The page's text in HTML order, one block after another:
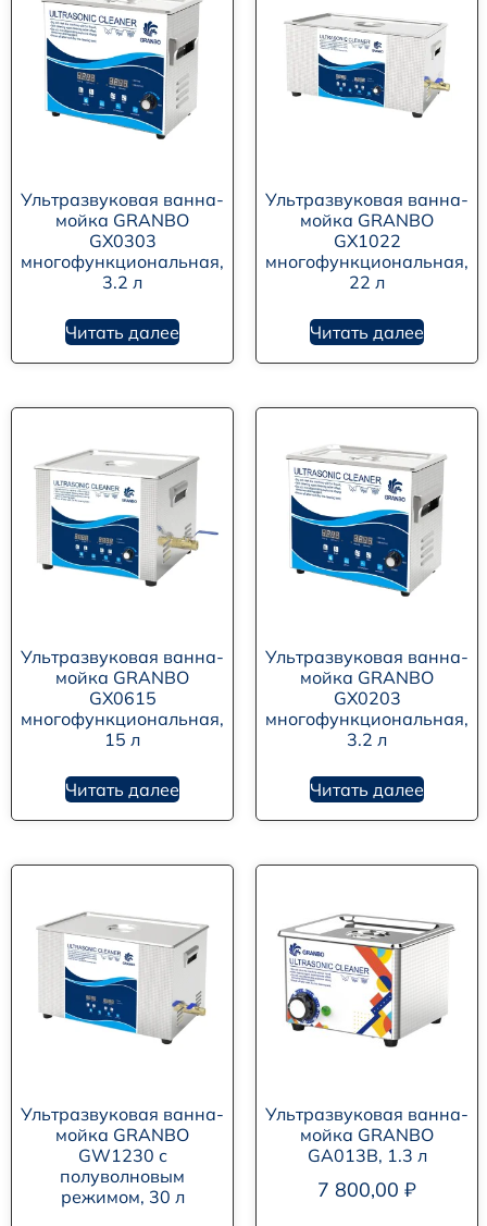
Ультразвуковая ванна-
мойка GRANBO
GX0303
многофункциональная,
3.2 л
Читать далее
Ультразвуковая ванна-
мойка GRANBO
GX1022
многофункциональная,
22 л
Читать далее
Ультразвуковая ванна-
мойка GRANBO
GX0615
многофункциональная,
15 л
Читать далее
Ультразвуковая ванна-
мойка GRANBO
GX0203
многофункциональная,
3.2 л
Читать далее
Ультразвуковая ванна-
мойка GRANBO
GW1230 с
полуволновым
режимом, 30 л
Ультразвуковая ванна-
мойка GRANBO
GA013B, 1.3 л
7 800,00 ₽